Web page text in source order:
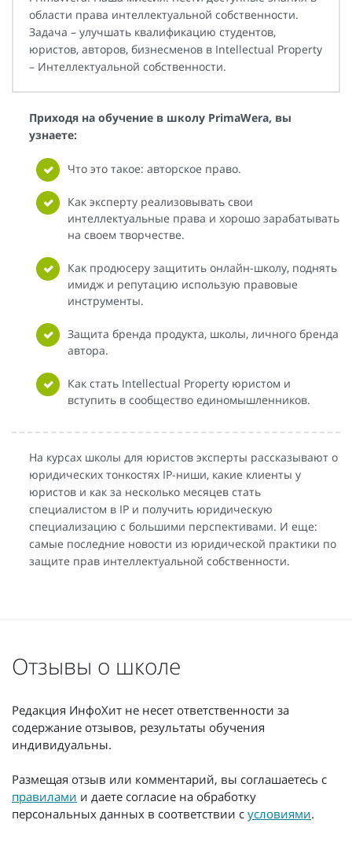
области права интеллектуальной собственности.
Задача – улучшать квалификацию студентов,
юристов, авторов, бизнесменов в Intellectual Property
– Интеллектуальной собственности.
Приходя на обучение в школу PrimaWera, вы
узнаете:
Что это такое: авторское право.
Как эксперту реализовывать свои
интеллектуальные права и хорошо зарабатывать
на своем творчестве.
Как продюсеру защитить онлайн-школу, поднять
имидж и репутацию использую правовые
инструменты.
Защита бренда продукта, школы, личного бренда
автора.
Как стать Intellectual Property юристом и
вступить в сообщество единомышленников.
На курсах школы для юристов эксперты рассказывают о
юридических тонкостях IP-ниши, какие клиенты у
юристов и как за несколько месяцев стать
специалистом в IP и получить юридическую
специализацию с большими перспективами. И еще:
самые последние новости из юридической практики по
защите прав интеллектуальной собственности.
Отзывы о школе
Редакция ИнфоХит не несет ответственности за
содержание отзывов, результаты обучения
индивидуальны.
Размещая отзыв или комментарий, вы соглашаетесь с
правилами и даете согласие на обработку
персональных данных в соответствии с условиями.